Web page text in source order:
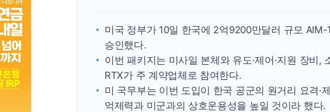
미국 정부가 10일 한국에 2억9200만달러 규모
승인했다.
이번 패키지는 미사일 본체와 유도·제어·지원 장비,
RTX가 주 계약업체로 참여한다.
미 국무부는 이번 도입이 한국 공군의 원거리 요격·
억제력과 미군과의 상호운용성을 높일 것이라 했다.